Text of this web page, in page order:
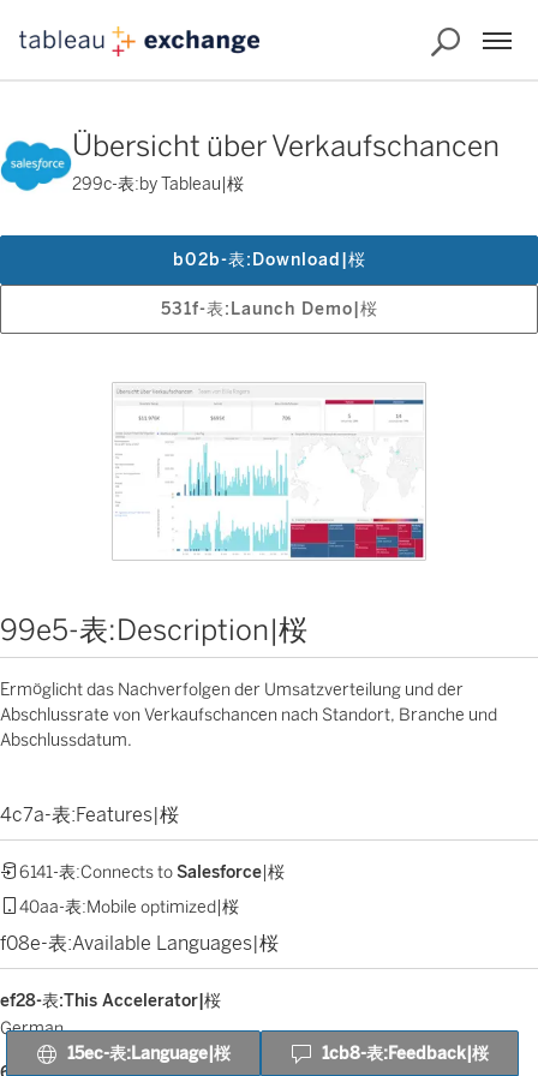
Übersicht über Verkaufschancen
299c-表:by Tableau|桜
531f-表:Launch Demo|桜
b02b-表:Download|桜
99e5-表:Description|桜
Ermöglicht das Nachverfolgen der Umsatzverteilung und der
Abschlussrate von Verkaufschancen nach Standort, Branche und
Abschlussdatum.
4c7a-表:Features|桜
6141-表:Connects toSalesforce |桜
40aa-表:Mobile optimized|桜
f08e-表:Available Languages|桜
ef28-表:This Accelerator|桜
German
15ec-表:Language|桜 1cb8-表:Feedback|桜